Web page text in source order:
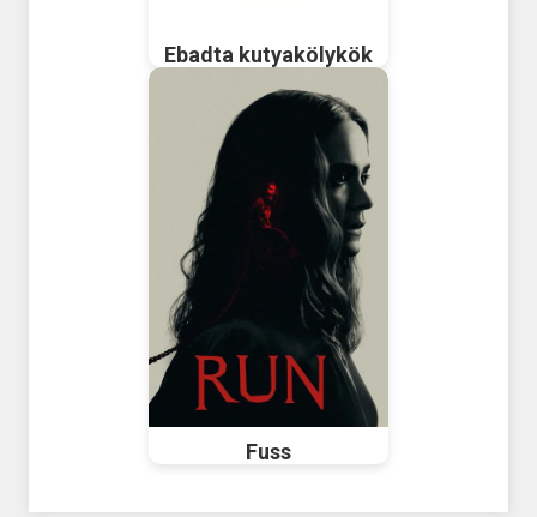
Ebadta kutyakölykök
Fuss